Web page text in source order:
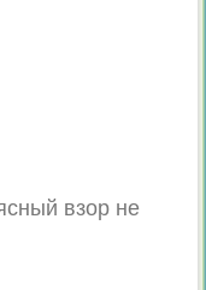
взор не